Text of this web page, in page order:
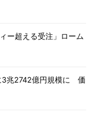
ー超える受注」ローム
3兆2742億円規模に 価